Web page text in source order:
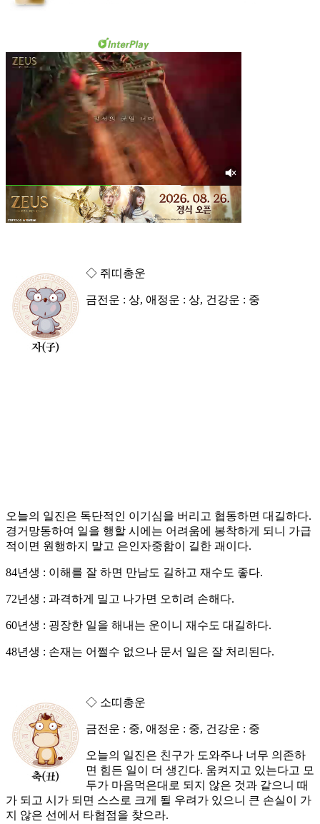
◇ 쥐띠총운
금전운 : 상, 애정운 : 상, 건강운 : 중
오늘의 일진은 독단적인 이기심을 버리고 협동하면 대길하다.
경거망동하여 일을 행할 시에는 어려움에 봉착하게 되니 가급
적이면 원행하지 말고 은인자중함이 길한 괘이다.
84년생 : 이해를 잘 하면 만남도 길하고 재수도 좋다.
72년생 : 과격하게 밀고 나가면 오히려 손해다.
60년생 : 굉장한 일을 해내는 운이니 재수도 대길하다.
48년생 : 손재는 어쩔수 없으나 문서 일은 잘 처리된다.
◇ 소띠총운
금전운 : 중, 애정운 : 중, 건강운 : 중
오늘의 일진은 친구가 도와주나 너무 의존하
면 힘든 일이 더 생긴다. 움켜지고 있는다고 모
두가 마음먹은대로 되지 않은 것과 같으니 때
가 되고 시가 되면 스스로 크게 될 우려가 있으니 큰 손실이 가
지 않은 선에서 타협점을 찾으라.